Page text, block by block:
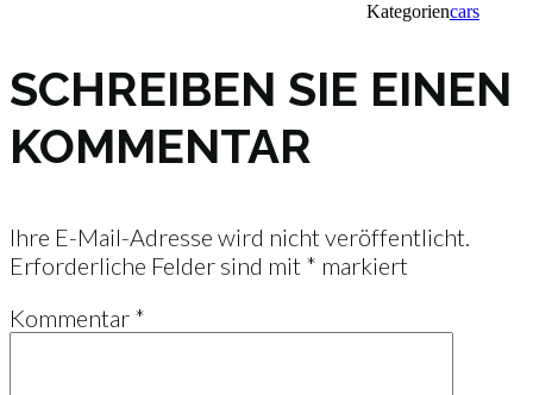
Kategoriencars
SCHREIBEN SIE EINEN
KOMMENTAR
Ihre E-Mail-Adresse wird nicht veröffentlicht.
Erforderliche Felder sind mit * markiert
Kommentar *